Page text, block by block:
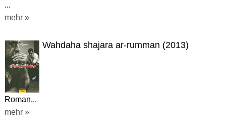
...
mehr »
Wahdaha shajara ar-rumman (2013)
Roman...
mehr »